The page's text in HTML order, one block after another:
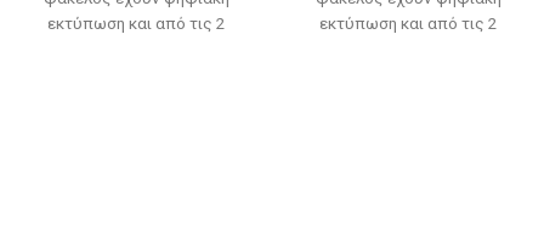
εκτύπωση και από τις 2
εκτύπωση και από τις 2